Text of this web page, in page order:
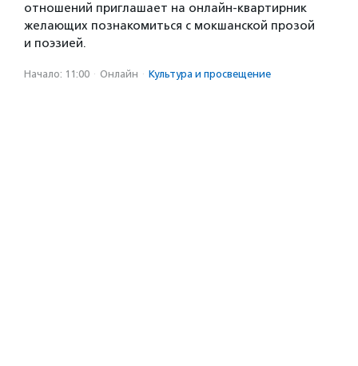
отношений приглашает на онлайн-квартирник
желающих познакомиться с мокшанской прозой
и поэзией.
Начало: 11:00 · Онлайн · Культура и просвещение